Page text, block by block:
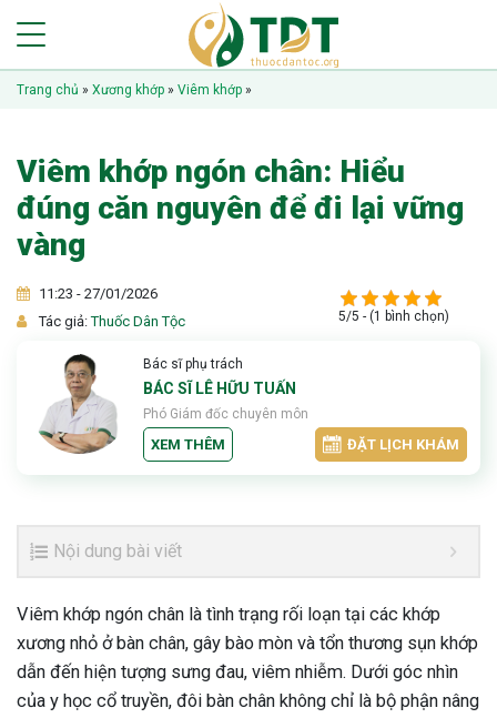
Trang chủ » Xương khớp » Viêm khớp »
Viêm khớp ngón chân: Hiểu
đúng căn nguyên để đi lại vững
vàng
11:23 - 27/01/2026
Tác giả:Thuốc Dân Tộc 5/5 - (1 bình chọn)
Bác sĩ phụ trách
BÁC SĨ LÊ HỮU TUẤN
Phó Giám đốc chuyên môn
XEM THÊM ĐẶT LỊCH KHÁM
Nội dung bài viết
Viêm khớp ngón chân là tình trạng rối loạn tại các khớp
xương nhỏ ở bàn chân, gây bào mòn và tổn thương sụn khớp
dẫn đến hiện tượng sưng đau, viêm nhiễm. Dưới góc nhìn
của y học cổ truyền, đôi bàn chân không chỉ là bộ phận nâng